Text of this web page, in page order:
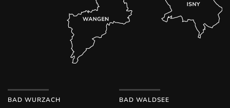
BAD WURZACH BAD WALDSEE